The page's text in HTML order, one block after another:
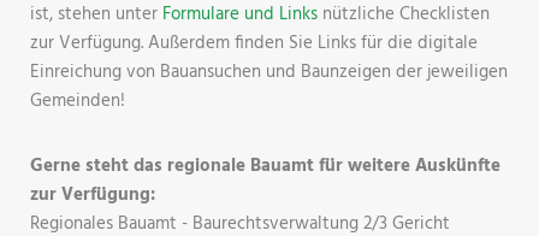
ist, stehen unter Formulare und Links nützliche Checklisten
zur Verfügung. Außerdem finden Sie Links für die digitale
Einreichung von Bauansuchen und Baunzeigen der jeweiligen
Gemeinden!
Gerne steht das regionale Bauamt für weitere Auskünfte
zur Verfügung:
Regionales Bauamt - Baurechtsverwaltung 2/3 Gericht